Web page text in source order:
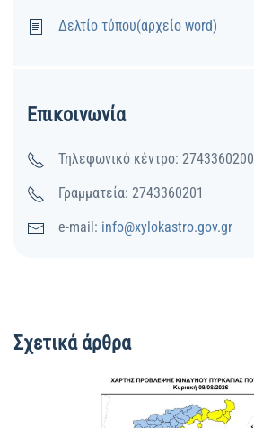
Δελτίο τύπου(αρχείο word)
Επικοινωνία
Τηλεφωνικό κέντρο: 2743360200
Γραμματεία: 2743360201
e-mail: info@xylokastro.gov.gr
Σχετικά άρθρα